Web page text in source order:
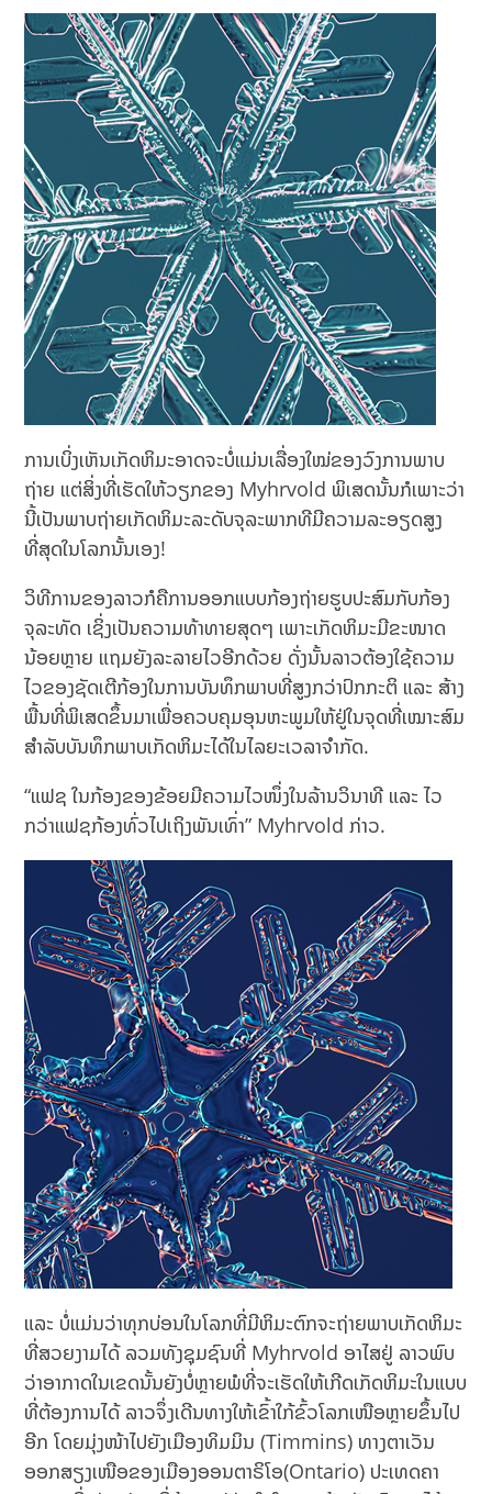
ການເບິ່ງເຫັນເກັດຫິມະອາດຈະບໍ່ແມ່ນເລື່ອງໃໝ່ຂອງວົງການພາບ
ຖ່າຍ ແຕ່ສິ່ງທີ່ເຮັດໃຫ້ວຽກຂອງ Myhrvold ພິເສດນັ້ນກໍເພາະວ່າ
ນີ້ເປັນພາບຖ່າຍເກັດຫິມະລະດັບຈຸລະພາກທີມີຄວາມລະອຽດສູງ
ທີ່ສຸດໃນໂລກນັ້ນເອງ!
ວິທີການຂອງລາວກໍຄືການອອກແບບກ້ອງຖ່າຍຮູບປະສົມກັບກ້ອງ
ຈຸລະທັດ ເຊິ່ງເປັນຄວາມທ້າທາຍສຸດໆ ເພາະເກັດຫິມະມີຂະໜາດ
ນ້ອຍຫຼາຍ ແຖມຍັງລະລາຍໄວອີກດ້ວຍ ດັ່ງນັ້ນລາວຕ້ອງໃຊ້ຄວາມ
ໄວຂອງຊັດເຕີກ້ອງໃນການບັນທຶກພາບທີ່ສູງກວ່າປົກກະຕິ ແລະ ສ້າງ
ພື້ນທີ່ພິເສດຂຶ້ນມາເພື່ອຄວບຄຸມອຸນຫະພູມໃຫ້ຢູ່ໃນຈຸດທີ່ເໝາະສົມ
ສຳລັບບັນທຶກພາບເກັດຫິມະໄດ້ໃນໄລຍະເວລາຈຳກັດ.
“ແຟຊ ໃນກ້ອງຂອງຂ້ອຍມີຄວາມໄວໜຶ່ງໃນລ້ານວິນາທີ ແລະ ໄວ
ກວ່າແຟຊກ້ອງທົ່ວໄປເຖິງພັນເທົ່າ” Myhrvold ກ່າວ.
ແລະ ບໍ່ແມ່ນວ່າທຸກບ່ອນໃນໂລກທີ່ມີຫິມະຕົກຈະຖ່າຍພາບເກັດຫິມະ
ທີ່ສວຍງາມໄດ້ ລວມທັງຊຸມຊົນທີ່ Myhrvold ອາໄສຢູ່ ລາວພົບ
ວ່າອາກາດໃນເຂດນັ້ນຍັງບໍ່ຫຼາຍພໍທີ່ຈະເຮັດໃຫ້ເກີດເກັດຫິມະໃນແບບ
ທີ່ຕ້ອງການໄດ້ ລາວຈຶ່ງເດີນທາງໃຫ້ເຂົ້າໃກ້ຂົ້ວໂລກເໜືອຫຼາຍຂຶ້ນໄປ
ອີກ ໂດຍມຸ່ງໜ້າໄປຍັງເມືອງທິມມິນ (Timmins) ທາງຕາເວັນ
ອອກສຽງເໜືອຂອງເມືອງອອນຕາຣິໂອ(Ontario) ປະເທດຄາ